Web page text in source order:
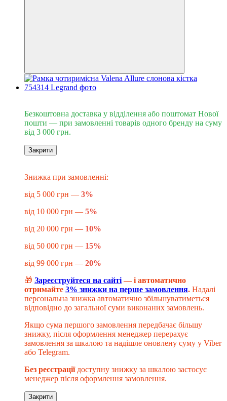
Безкоштовна доставка у відділення або поштомат Нової
пошти — при замовленні товарів одного бренду на суму
від 3 000 грн.
Закрити
​​​​​Знижка при замовленні:
від 5 000 грн — 3%
від 10 000 грн — 5%
від 20 000 грн — 10%
від 50 000 грн — 15%
від 99 000 грн — 20%
🎁 Зареєструйтеся на сайті— і автоматично
отримайте 3% знижки на перше замовлення. Надалі
персональна знижка автоматично збільшуватиметься
відповідно до загальної суми виконаних замовлень.
Якщо сума першого замовлення передбачає більшу
знижку, після оформлення менеджер перерахує
замовлення за шкалою та надішле оновлену суму у Viber
або Telegram.
Без реєстраціїдоступну знижку за шкалою застосує
менеджер після оформлення замовлення.
Закрити